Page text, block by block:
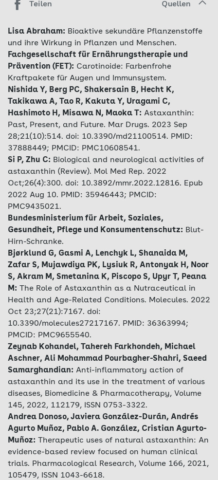
Teilen Quellen
Lisa Abraham: Bioaktive sekundäre Pflanzenstoffe
und ihre Wirkung in Pflanzen und Menschen.
Fachgesellschaft für Ernährungstherapie und
Prävention (FET): Carotinoide: Farbenfrohe
Kraftpakete für Augen und Immunsystem.
Nishida Y, Berg PC, Shakersain B, Hecht K,
Takikawa A, Tao R, Kakuta Y, Uragami C,
Hashimoto H, Misawa N, Maoka T: Astaxanthin:
Past, Present, and Future. Mar Drugs. 2023 Sep
28;21(10):514. doi: 10.3390/md21100514. PMID:
37888449; PMCID: PMC10608541.
Si P, Zhu C: Biological and neurological activities of
astaxanthin (Review). Mol Med Rep. 2022
Oct;26(4):300. doi: 10.3892/mmr.2022.12816. Epub
2022 Aug 10. PMID: 35946443; PMCID:
PMC9435021.
Bundesministerium für Arbeit, Soziales,
Gesundheit, Pflege und Konsumentenschutz: Blut-
Hirn-Schranke.
Bjørklund G, Gasmi A, Lenchyk L, Shanaida M,
Zafar S, Mujawdiya PK, Lysiuk R, Antonyak H, Noor
S, Akram M, Smetanina K, Piscopo S, Upyr T, Peana
M: The Role of Astaxanthin as a Nutraceutical in
Health and Age-Related Conditions. Molecules. 2022
Oct 23;27(21):7167. doi:
10.3390/molecules27217167. PMID: 36363994;
PMCID: PMC9655540.
Zeynab Kohandel, Tahereh Farkhondeh, Michael
Aschner, Ali Mohammad Pourbagher-Shahri, Saeed
Samarghandian: Anti-inflammatory action of
astaxanthin and its use in the treatment of various
diseases, Biomedicine & Pharmacotherapy, Volume
145, 2022, 112179, ISSN 0753-3322.
Andrea Donoso, Javiera González-Durán, Andrés
Agurto Muñoz, Pablo A. González, Cristian Agurto-
Muñoz: Therapeutic uses of natural astaxanthin: An
evidence-based review focused on human clinical
trials. Pharmacological Research, Volume 166, 2021,
105479, ISSN 1043-6618.